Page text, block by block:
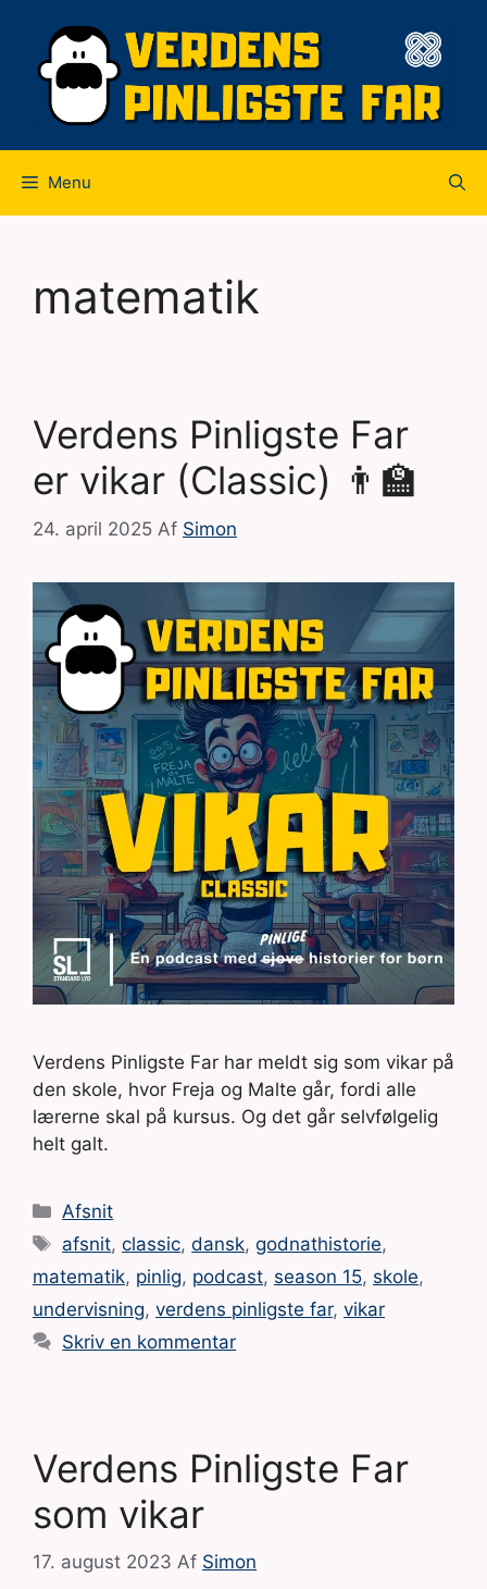
indhold
Menu
matematik
Verdens Pinligste Far
er vikar (Classic) 👨‍🏫
24. april 2025 Af Simon
Verdens Pinligste Far har meldt sig som vikar på
den skole, hvor Freja og Malte går, fordi alle
lærerne skal på kursus. Og det går selvfølgelig
helt galt.
Kategorier
Afsnit
Tags
afsnit,classic,dansk,godnathistorie,
matematik, pinlig, podcast, season 15, skole,
undervisning, verdens pinligste far, vikar
Skriv en kommentar
Verdens Pinligste Far
som vikar
17. august 2023 Af Simon